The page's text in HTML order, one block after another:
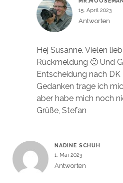
15. April 2023
Antworten
Hej Susanne. Vielen
Rückmeldung 🙂 Und
Entscheidung nach
Gedanken trage ich
aber habe mich noch
Grüße, Stefan
NADINE SCHUH
1. Mai 2023
Antworten